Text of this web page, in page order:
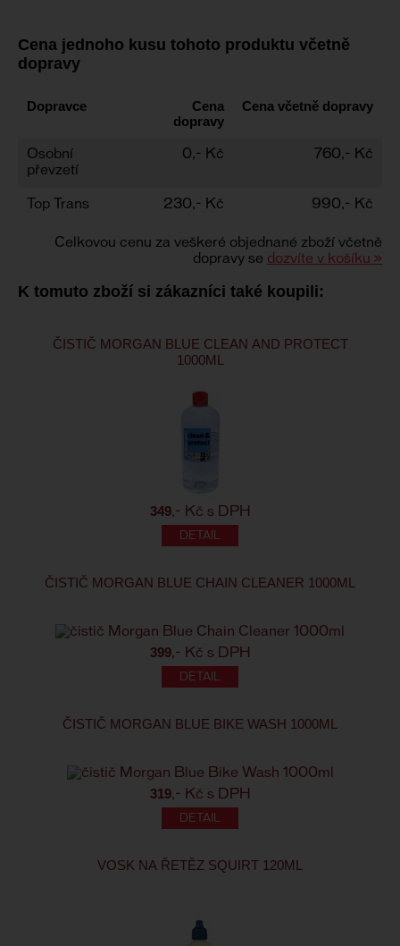
Cena jednoho kusu tohoto produktu včetně
dopravy
Dopravce
Cena
dopravy
Cena včetně dopravy
Osobní
převzetí
0,- Kč 760,- Kč
Top Trans 230,- Kč 990,- Kč
Celkovou cenu za veškeré objednané zboží včetně
dopravy se dozvíte v košíku »
K tomuto zboží si zákazníci také koupili:
ČISTIČ MORGAN BLUE CLEAN AND PROTECT
1000ML
349,- Kč s DPH
ČISTIČ MORGAN BLUE CHAIN CLEANER 1000ML
399,- Kč s DPH
ČISTIČ MORGAN BLUE BIKE WASH 1000ML
319,- Kč s DPH
VOSK NA ŘETĚZ SQUIRT 120ML